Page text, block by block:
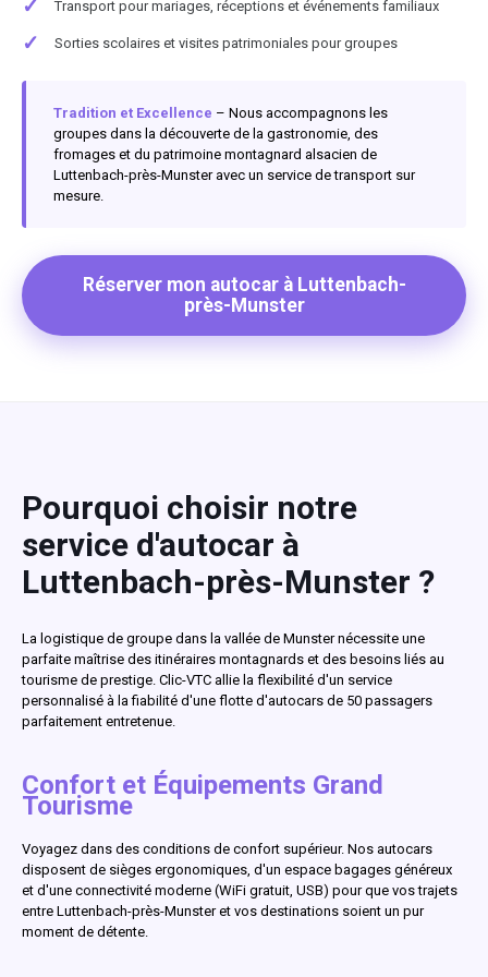
✓ Transport pour mariages, réceptions et événements familiaux
✓ Sorties scolaires et visites patrimoniales pour groupes
Tradition et Excellence – Nous accompagnons les
groupes dans la découverte de la gastronomie, des
fromages et du patrimoine montagnard alsacien de
Luttenbach-près-Munster avec un service de transport sur
mesure.
Réserver mon autocar à Luttenbach-
près-Munster
Pourquoi choisir notre
service d'autocar à
Luttenbach-près-Munster ?
La logistique de groupe dans la vallée de Munster nécessite une
parfaite maîtrise des itinéraires montagnards et des besoins liés au
tourisme de prestige. Clic-VTC allie la flexibilité d'un service
personnalisé à la fiabilité d'une flotte d'autocars de 50 passagers
parfaitement entretenue.
Confort et Équipements Grand
Tourisme
Voyagez dans des conditions de confort supérieur. Nos autocars
disposent de sièges ergonomiques, d'un espace bagages généreux
et d'une connectivité moderne (WiFi gratuit, USB) pour que vos trajets
entre Luttenbach-près-Munster et vos destinations soient un pur
moment de détente.